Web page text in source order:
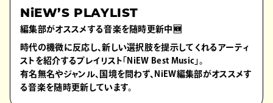
NiEW’S PLAYLIST
編集部がオススメする音楽を随時更新中🆕
時代の機微に反応し、新しい選択肢を提示してくれるアーティ
ストを紹介するプレイリスト「NiEW Best Music」。
有名無名やジャンル、国境を問わず、NiEW編集部がオススメす
る音楽を随時更新しています。